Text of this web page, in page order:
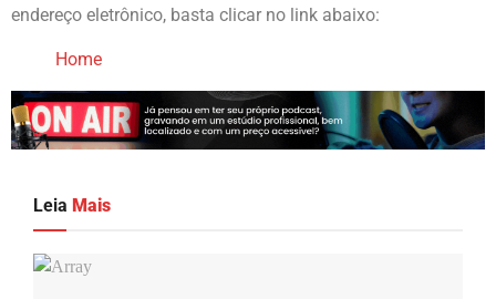
endereço eletrônico, basta clicar no link abaixo:
Home
Leia Mais